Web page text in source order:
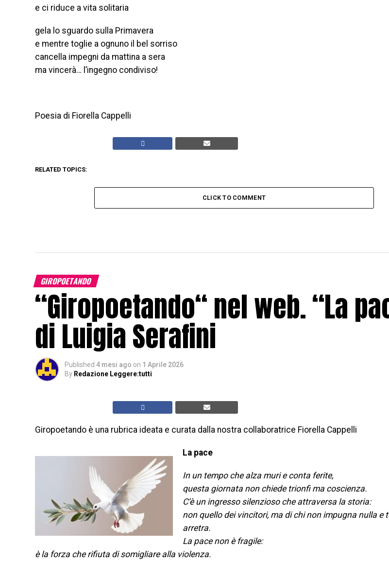
e ci riduce a vita solitaria
gela lo sguardo sulla Primavera
e mentre toglie a ognuno il bel sorriso
cancella impegni da mattina a sera
ma vincerà… l’ingegno condiviso!
Poesia di Fiorella Cappelli
RELATED TOPICS:
CLICK TO COMMENT
GIROPOETANDO
“Giropoetando“ nel web. “La
di Luigia Serafini
Published 4 mesi ago on 1 Aprile 2026
By Redazione Leggere:tutti
Giropoetando è una rubrica ideata e curata dalla nostra collaboratrice Fiorella Cappelli
La pace
In un tempo che alza muri e conta ferite,
questa giornata non chiede trionfi ma coscienza.
C’è un ingresso silenzioso che attraversa la storia:
non quello dei vincitori, ma di chi non impugna nulla e
arretra.
La pace non è fragile:
è la forza che rifiuta di somigliare alla violenza.